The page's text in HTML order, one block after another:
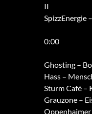
II
SpizzEnergie
0:00
Ghosting –
Hass –
Sturm Café –
Grauzone –